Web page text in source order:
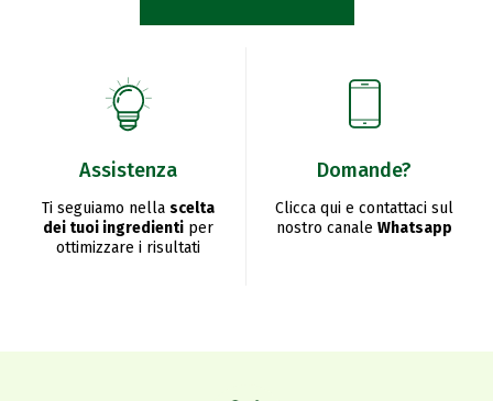
Assistenza
Ti seguiamo nella scelta
dei tuoi ingredienti per
ottimizzare i risultati
Domande?
Clicca qui e contattaci sul
nostro canale Whatsapp